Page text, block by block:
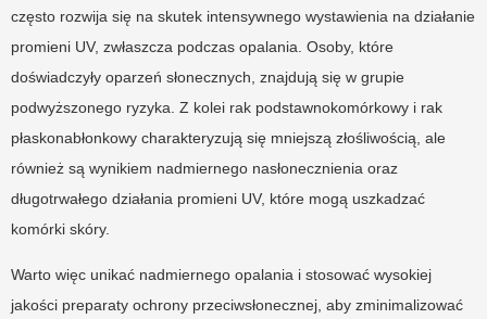
często rozwija się na skutek intensywnego wystawienia na działanie
promieni UV, zwłaszcza podczas opalania. Osoby, które
doświadczyły oparzeń słonecznych, znajdują się w grupie
podwyższonego ryzyka. Z kolei rak podstawnokomórkowy i rak
płaskonabłonkowy charakteryzują się mniejszą złośliwością, ale
również są wynikiem nadmiernego nasłonecznienia oraz
długotrwałego działania promieni UV, które mogą uszkadzać
komórki skóry.
Warto więc unikać nadmiernego opalania i stosować wysokiej
jakości preparaty ochrony przeciwsłonecznej, aby zminimalizować